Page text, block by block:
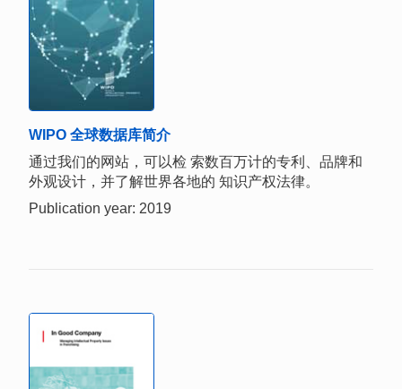
WIPO 全球数据库简介
通过我们的网站，可以检 索数百万计的专利、品牌和
外观设计，并了解世界各地的 知识产权法律。
Publication year: 2019